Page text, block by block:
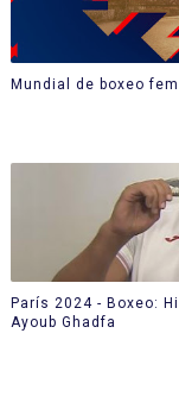
Mundial de boxeo
París 2024 - Boxeo:
Ayoub Ghadfa